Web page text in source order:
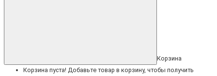
Корзина
Корзина пуста! Добавьте товар в корзину, чтобы получить